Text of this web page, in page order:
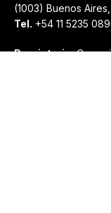
(1003) Buenos
Tel. +54 11 5235
Propietario: